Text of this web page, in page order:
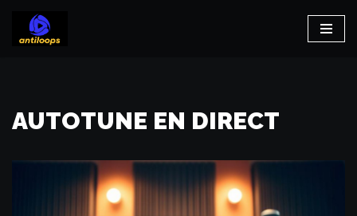
Aller
AUTOTUNE EN DIRECT